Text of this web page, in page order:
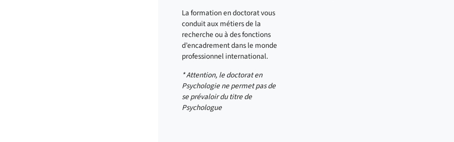
La formation en doctorat vous
conduit aux métiers de la
recherche ou à des fonctions
d’encadrement dans le monde
professionnel international.
* Attention, le doctorat en
Psychologie ne permet pas de
se prévaloir du titre de
Psychologue